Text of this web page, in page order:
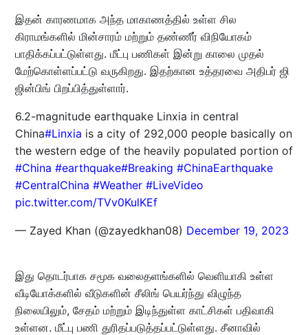
இதன் காரணமாக அந்த மாகாணத்தில் உள்ள சில
கிராமங்களில் மின்சாரம் மற்றும் தண்ணீர் விநியோகம்
பாதிக்கப்பட்டுள்ளது. மீட்பு பணிகள் இன்று காலை முதல்
மேற்கொள்ளப்பட்டு வருகிறது. இதற்கான உத்தரவை அதிபர் ஜி
ஜின்பிங் பிறப்பித்துள்ளார்.
6.2-magnitude earthquake Linxia in central
China#Linxia is a city of 292,000 people basically on
the western edge of the heavily populated portion of
#China #earthquake#Breaking #ChinaEarthquake
#CentralChina #Weather #LiveVideo
pic.twitter.com/TVv0KulKEf
— Zayed Khan (@zayedkhan08) December 19, 2023
இது தொடர்பாக சமூக வலைதளங்களில் வெளியாகி உள்ள
வீடியோக்களில் வீடுகளின் சீலிங் பெயர்ந்து விழுந்த
நிலையிலும், சேதம் மற்றும் இடிந்துள்ள காட்சிகள் பதிவாகி
உள்ளன. மீட்பு பணி துரிதப்படுத்தப்பட்டுள்ளது. சீனாவில்